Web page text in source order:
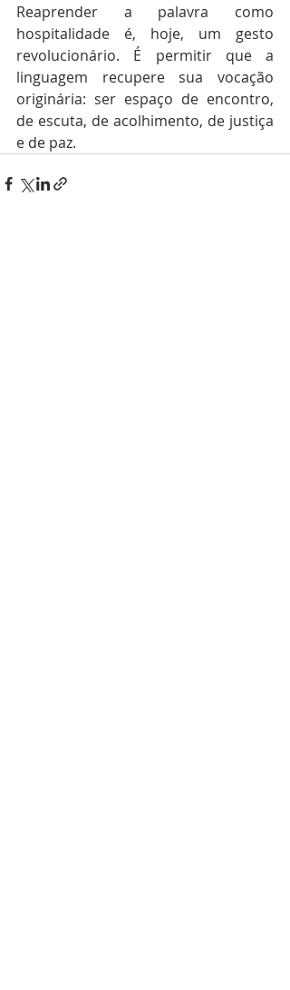
Reaprender a palavra como
hospitalidade é, hoje, um gesto
revolucionário. É permitir que a
linguagem recupere sua vocação
originária: ser espaço de encontro,
de escuta, de acolhimento, de justiça
e de paz.